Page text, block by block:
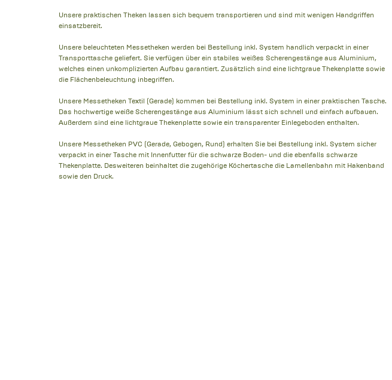
Unsere praktischen Theken lassen sich bequem transportieren und sind mit wenigen Handgriffen
einsatzbereit.
Unsere beleuchteten Messetheken werden bei Bestellung inkl. System handlich verpackt in einer
Transporttasche geliefert. Sie verfügen über ein stabiles weißes Scherengestänge aus Aluminium,
welches einen unkomplizierten Aufbau garantiert. Zusätzlich sind eine lichtgraue Thekenplatte sowie
die Flächenbeleuchtung inbegriffen.
Unsere Messetheken Textil (Gerade) kommen bei Bestellung inkl. System in einer praktischen Tasche.
Das hochwertige weiße Scherengestänge aus Aluminium lässt sich schnell und einfach aufbauen.
Außerdem sind eine lichtgraue Thekenplatte sowie ein transparenter Einlegeboden enthalten.
Unsere Messetheken PVC (Gerade, Gebogen, Rund) erhalten Sie bei Bestellung inkl. System sicher
verpackt in einer Tasche mit Innenfutter für die schwarze Boden- und die ebenfalls schwarze
Thekenplatte. Desweiteren beinhaltet die zugehörige Köchertasche die Lamellenbahn mit Hakenband
sowie den Druck.